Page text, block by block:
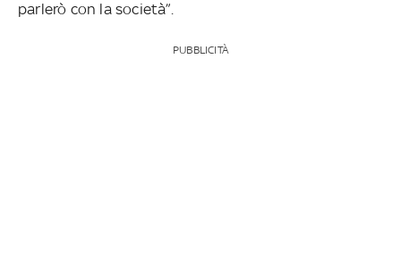
parlerò con la società”.
PUBBLICITÀ